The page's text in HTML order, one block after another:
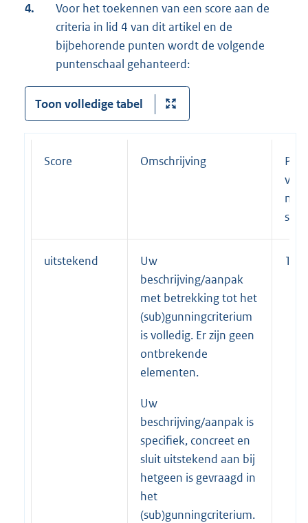
4.
Voor het toekennen van een score aan de
criteria in lid 4 van dit artikel en de
bijbehorende punten wordt de volgende
puntenschaal gehanteerd:
Toon volledige tabel
Score Omschrijving
van
uitstekend
Uw
beschrijving/aanpak
met betrekking tot het
(sub)gunningcriterium
is volledig. Er zijn geen
ontbrekende
elementen.
Uw
beschrijving/aanpak is
specifiek, concreet en
sluit uitstekend aan bij
hetgeen is gevraagd in
het
(sub)gunningcriterium.